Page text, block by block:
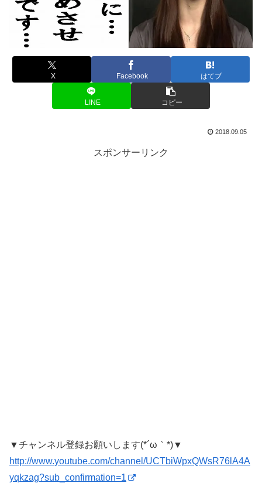
X Facebook はてブ
LINE コピー
2018.09.05
スポンサーリンク
▼チャンネル登録お願いします(*´ω｀*)▼
http://www.youtube.com/channel/UCTbiWpxQWsR76lA4A
yqkzag?sub_confirmation=1